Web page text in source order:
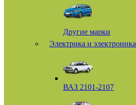
Другие марки
Электрика и электроника
ВАЗ 2101-2107